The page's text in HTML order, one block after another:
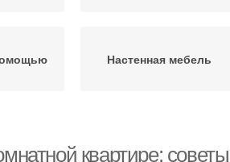
Настенная мебель
квартире: